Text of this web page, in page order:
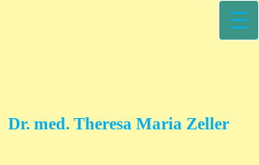
Dr. med. Theresa Maria Zeller